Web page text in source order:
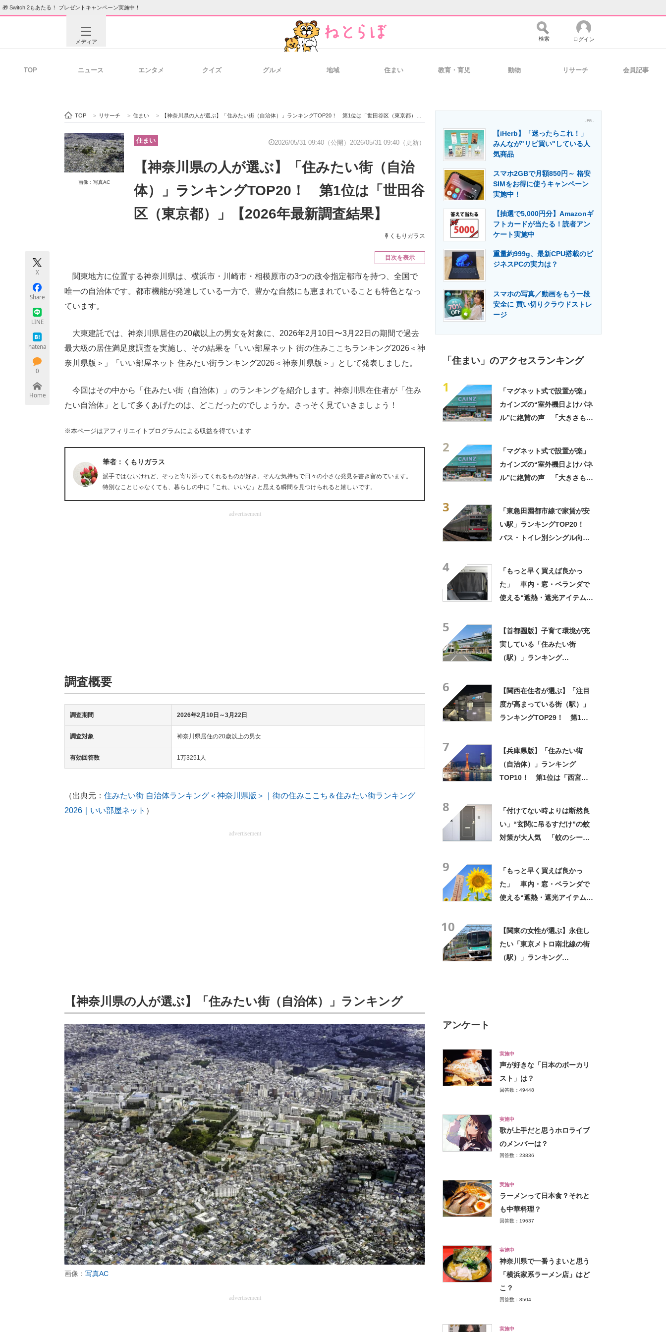
🎁 Switch 2もあたる！ プレゼントキャンペーン実施中！
メディア
ビジネスと働き方のヒント 経営リーダーのコミュニティ マーケ×ITの今がよく分かる
ITエンジニア向け専門サイト 製造業のIT導入・活用を支援
エネルギーの専門メディア 建設×テクノロジーの最前線
ちょっと気になるネットの話題
検索 ログイン
TOP ニュース エンタメ クイズ グルメ 地域 住まい 教育・育児 動物 リサーチ 会員記事
TOP > リサーチ > 住まい > 【神奈川県の人が選ぶ】「住みたい街（自治体）」ランキングTOP20！ 第1位は「世田谷区（東京都）」【2026年最新調査結果】
画像：写真AC
住まい 2026/05/31 09:40（公開） 2026/05/31 09:40（更新）
【神奈川県の人が選ぶ】「住みたい街（自治
体）」ランキングTOP20！ 第1位は「世田谷
区（東京都）」【2026年最新調査結果】
くもりガラス
X
Share
LINE
hatena
0
Home
目次を表示
関東地方に位置する神奈川県は、横浜市・川崎市・相模原市の3つの政令指定都市を持つ、全国で
唯一の自治体です。都市機能が発達している一方で、豊かな自然にも恵まれていることも特色となっ
ています。
大東建託では、神奈川県居住の20歳以上の男女を対象に、2026年2月10日〜3月22日の期間で過去
最大級の居住満足度調査を実施し、その結果を「いい部屋ネット 街の住みここちランキング2026＜神
奈川県版＞」「いい部屋ネット 住みたい街ランキング2026＜神奈川県版＞」として発表しました。
今回はその中から「住みたい街（自治体）」のランキングを紹介します。神奈川県在住者が「住み
たい自治体」として多くあげたのは、どこだったのでしょうか。さっそく見ていきましょう！
※本ページはアフィリエイトプログラムによる収益を得ています
筆者：くもりガラス
派手ではないけれど、そっと寄り添ってくれるものが好き。そんな気持ちで日々の小さな発見を書き留めています。
特別なことじゃなくても、暮らしの中に「これ、いいな」と思える瞬間を見つけられると嬉しいです。
advertisement
調査概要
調査期間 2026年2月10日～3月22日
調査対象 神奈川県居住の20歳以上の男女
有効回答数 1万3251人
（出典元： 住みたい街 自治体ランキング＜神奈川県版＞｜街の住みここち＆住みたい街ランキング
2026｜いい部屋ネット ）
advertisement
【神奈川県の人が選ぶ】「住みたい街（自治体）」ランキング
画像： 写真AC
advertisement
- PR -
【iHerb】「迷ったらこれ！」
みんなが"リピ買い"している人
気商品
スマホ2GBで月額850円～ 格安
SIMをお得に使うキャンペーン
実施中！
【抽選で5,000円分】Amazonギ
フトカードが当たる！読者アン
ケート実施中
重量約999g、最新CPU搭載のビ
ジネスPCの実力は？
スマホの写真／動画をもう一段
安全に 買い切りクラウドストレ
ージ
「住まい」のアクセスランキング
1
「マグネット式で設置が楽」
カインズの“室外機日よけパネ
ル”に絶賛の声 「大きさもあ
2
「マグネット式で設置が楽」
カインズの“室外機日よけパネ
ル”に絶賛の声 「大きさもあ
3
「東急田園都市線で家賃が安
い駅」ランキングTOP20！
バス・トイレ別シングル向け
4
「もっと早く買えば良かっ
た」 車内・窓・ベランダで
使える“遮熱・遮光アイテム”3
5
【首都圏版】子育て環境が充
実している「住みたい街
（駅）」ランキング
6
【関西在住者が選ぶ】「注目
度が高まっている街（駅）」
ランキングTOP29！ 第1位
7
【兵庫県版】「住みたい街
（自治体）」ランキング
TOP10！ 第1位は「西宮
8
「付けてない時よりは断然良
い」“玄関に吊るすだけ”の蚊
対策が大人気 「蚊のシーズ
9
「もっと早く買えば良かっ
た」 車内・窓・ベランダで
使える“遮熱・遮光アイテム”3
10
【関東の女性が選ぶ】永住し
たい「東京メトロ南北線の街
（駅）」ランキング
アンケート
実施中
声が好きな「日本のボーカリ
スト」は？
回答数：49448
実施中
歌が上手だと思うホロライブ
のメンバーは？
回答数：23836
実施中
ラーメンって日本食？それと
も中華料理？
回答数：19637
実施中
神奈川県で一番うまいと思う
「横浜家系ラーメン店」はど
こ？
回答数：8504
実施中